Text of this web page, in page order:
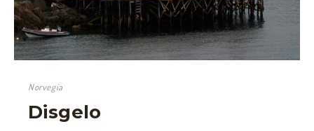
Norvegia
Disgelo